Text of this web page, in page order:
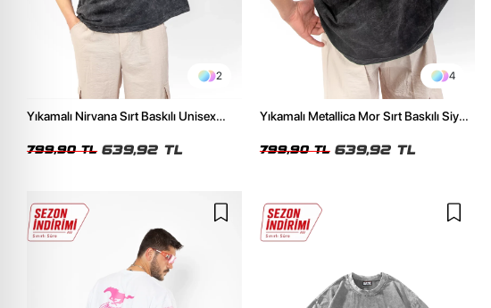
2
Yıkamalı Nirvana Sırt Baskılı Unisex
799,90 TL 639,92 TL
4
Yıkamalı Metallica Mor Sırt Baskılı Siyah
799,90 TL 639,92 TL